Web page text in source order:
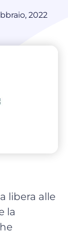
2022
libera alle
la